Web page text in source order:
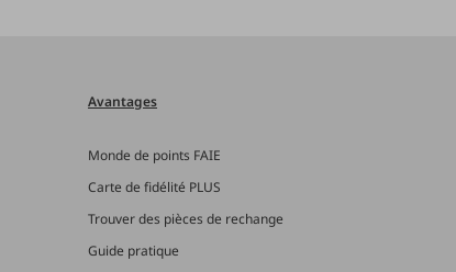
Avantages
Monde de points FAIE
Carte de fidélité PLUS
Trouver des pièces de rechange
Guide pratique